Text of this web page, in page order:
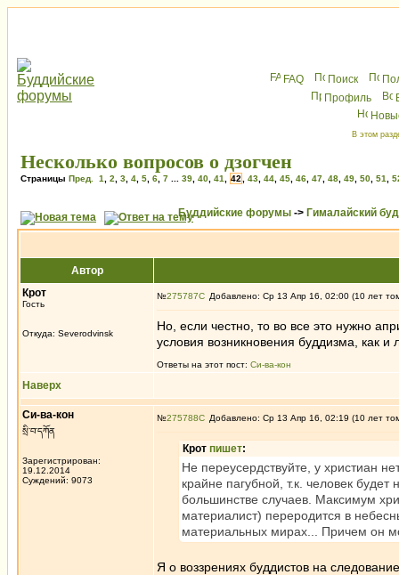
FAQ Поиск
Профиль
В этом
Несколько вопросов о дзогчен
Страницы Пред. 1 2 3 4 5 6 7 39 40 41 42 43 44 45 46 47 48 49 50 51
Буддийские форумы -> Гималайский
Автор
Крот
Гость
Откуда: Severodvinsk
№275787 Добавлено: Ср 13 Апр 16, 02:00 (10 лет
Но, если честно, то во все это нужно
условия возникновения буддизма, как и
Ответы на этот пост: Си-ва-кон
Наверх
Си-ва-кон
སྲི་བ་དཀོན
Зарегистрирован:
19.12.2014
Суждений: 9073
№275788 Добавлено: Ср 13 Апр 16, 02:19 (10 лет
Крот пишет:
Не переусердствуйте, у христиан
крайне пагубной, т.к. человек
большинстве случаев. Максимум
материалист) переродится в
материальных мирах... Причем он
Я о воззрениях буддистов на